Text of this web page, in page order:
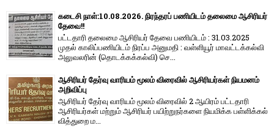
கடைசி நாள்:10.08.2026. நிரந்தரப் பணியிடம் தலைமை ஆசிரியர்
தேவை!!
பட்டதாரி தலைமை ஆசிரியர் தேவை பணியிடம் : 31.03.2025
முதல் காலிப்பணியிடம் நிரப்ப அனுமதி : வள்ளியூர் மாவட்டக்கல்வி
அலுவலரின் (தொடக்கக்கல்வி) செ...
ஆசிரியர் தேர்வு வாரியம் மூலம் விரைவில் ஆசிரியர்கள் நியமனம்
அறிவிப்பு
ஆசிரியர் தேர்வு வாரி​யம் மூலம் விரை​வில் 2 ஆயிரம் பட்​ட​தாரி
ஆசிரியர்​கள் மற்​றும் ஆசிரியர் பயிற்றுநர்​களை நியமிக்க பள்​ளிக்​கல்​
வித்​துறை ம...